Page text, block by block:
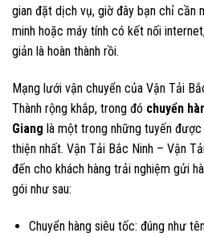
gian đặt dịch vụ, giờ đây bạn chỉ cần
minh hoặc máy tính có kết nối
giản là hoàn thành rồi.
Mạng lưới vận chuyển của Vận Tải
Thành rộng khắp, trong đó chuyển
Giang là một trong những tuyến
thiện nhất. Vận Tải Bắc Ninh – Vận
đến cho khách hàng trải nghiệm gửi
gói như sau:
Chuyển hàng siêu tốc: đúng như